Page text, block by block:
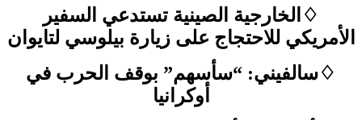
♢الخارجية الصينية تستدعي السفير
الأمريكي للاحتجاج على زيارة بيلوسي لتايوان
♢سالفيني: “سأسهم” بوقف الحرب في
أوكرانيا